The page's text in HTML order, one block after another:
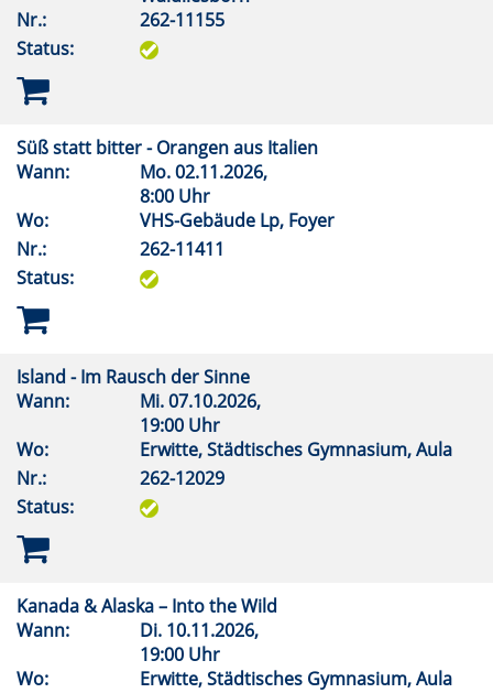
Nr.:
262-11155
Status:
Süß statt bitter - Orangen aus Italien
Wann:
Mo.02.11.2026,
8:00 Uhr
Wo:
VHS-Gebäude Lp, Foyer
Nr.:
262-11411
Status:
Island - Im Rausch der Sinne
Wann:
Mi.07.10.2026,
19:00 Uhr
Wo:
Erwitte, Städtisches Gymnasium, Aula
Nr.:
262-12029
Status:
Kanada & Alaska – Into the Wild
Wann:
Di. 10.11.2026,
19:00 Uhr
Wo:
Erwitte, Städtisches Gymnasium, Aula